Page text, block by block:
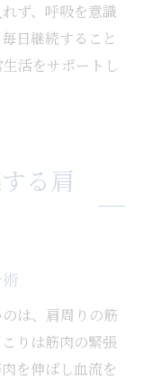
ず、呼吸を意識
日継続すること
活をサポートし
る肩
は、肩周りの筋
りは筋肉の緊張
を伸ばし血流を